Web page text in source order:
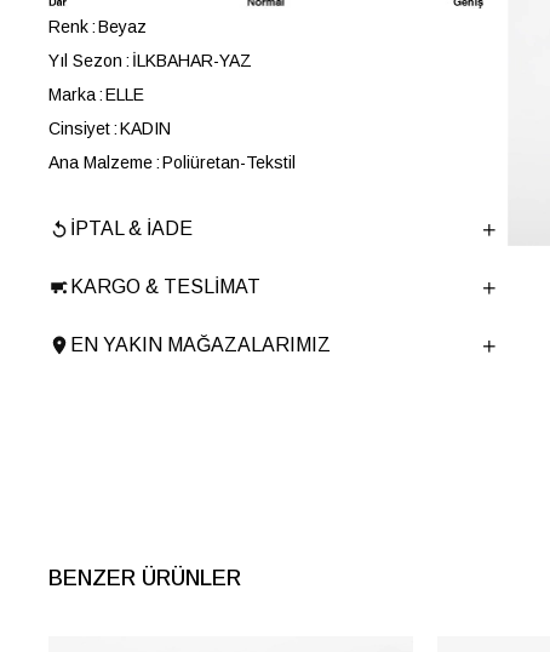
Renk Beyaz
Yıl Sezon
İLKBAHAR-YAZ
Marka ELLE
Cinsiyet KADIN
Ana Malzeme Poliüretan-Tekstil
Topuk Boyu
6 cm
Ürün Cinsi
Chunky
Tema
İPTAL & İADE
KARGO & TESLIMAT
EN YAKIN MAĞAZALARIMIZ
BENZER ÜRÜNLER